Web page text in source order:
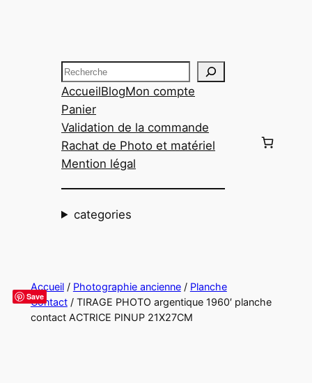
Recherche
AccueilBlogMon compte
Panier
Validation de la commande
Rachat de Photo et matériel
Mention légal
categories
Save
Accueil/ Photographie ancienne/ Planche
Contact/ TIRAGE PHOTO argentique 1960′ planche
contact ACTRICE PINUP 21X27CM